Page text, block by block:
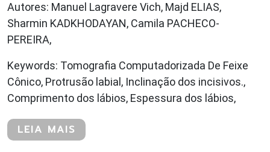
Autores: Manuel Lagravere Vich, Majd ELIAS,
Sharmin KADKHODAYAN, Camila PACHECO-
PEREIRA,
Keywords: Tomografia Computadorizada De Feixe
Cônico, Protrusão labial, Inclinação dos incisivos.,
Comprimento dos lábios, Espessura dos lábios,
LEIA MAIS